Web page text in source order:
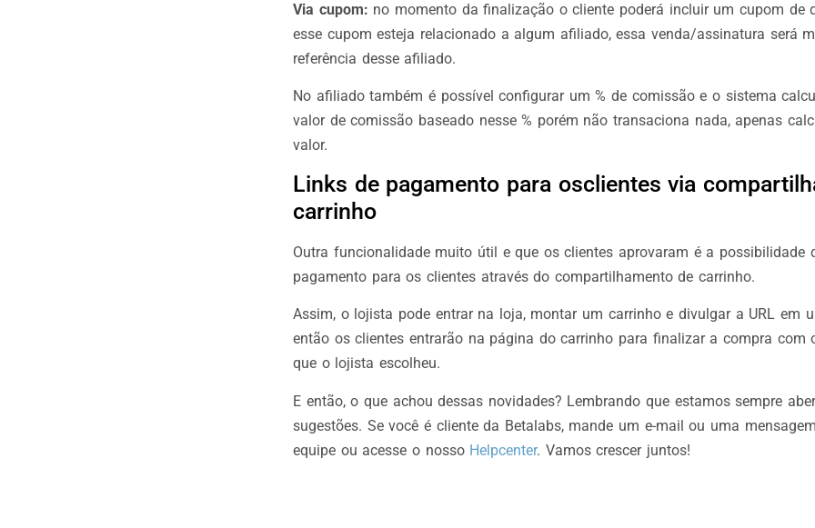
Via cupom: no momento da finalização o cliente poderá incluir um cupom de
esse cupom esteja relacionado a algum afiliado, essa venda/assinatura será
referência desse afiliado.
No afiliado também é possível configurar um % de comissão e o sistema
valor de comissão baseado nesse % porém não transaciona nada, apenas
valor.
Links de pagamento para osclientes via
carrinho
Outra funcionalidade muito útil e que os clientes aprovaram é a possibilidade
pagamento para os clientes através do compartilhamento de carrinho.
Assim, o lojista pode entrar na loja, montar um carrinho e divulgar a URL em
então os clientes entrarão na página do carrinho para finalizar a compra com
que o lojista escolheu.
E então, o que achou dessas novidades? Lembrando que estamos sempre
sugestões. Se você é cliente da Betalabs, mande um e-mail ou uma
equipe ou acesse o nosso Helpcenter. Vamos crescer juntos!